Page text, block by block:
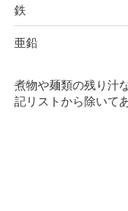
鉄
亜鉛
煮物や麺類の残り汁
記リストから除いて